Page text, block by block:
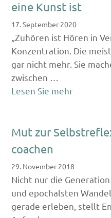
eine Kunst ist
17. September 2020
„Zuhören ist Hören in
Konzentration. Die
gar nicht mehr. Sie
zwischen …
Lesen Sie mehr
Mut zur
coachen
29. November 2018
Nicht nur die
und epochalsten
gerade erleben, stellt